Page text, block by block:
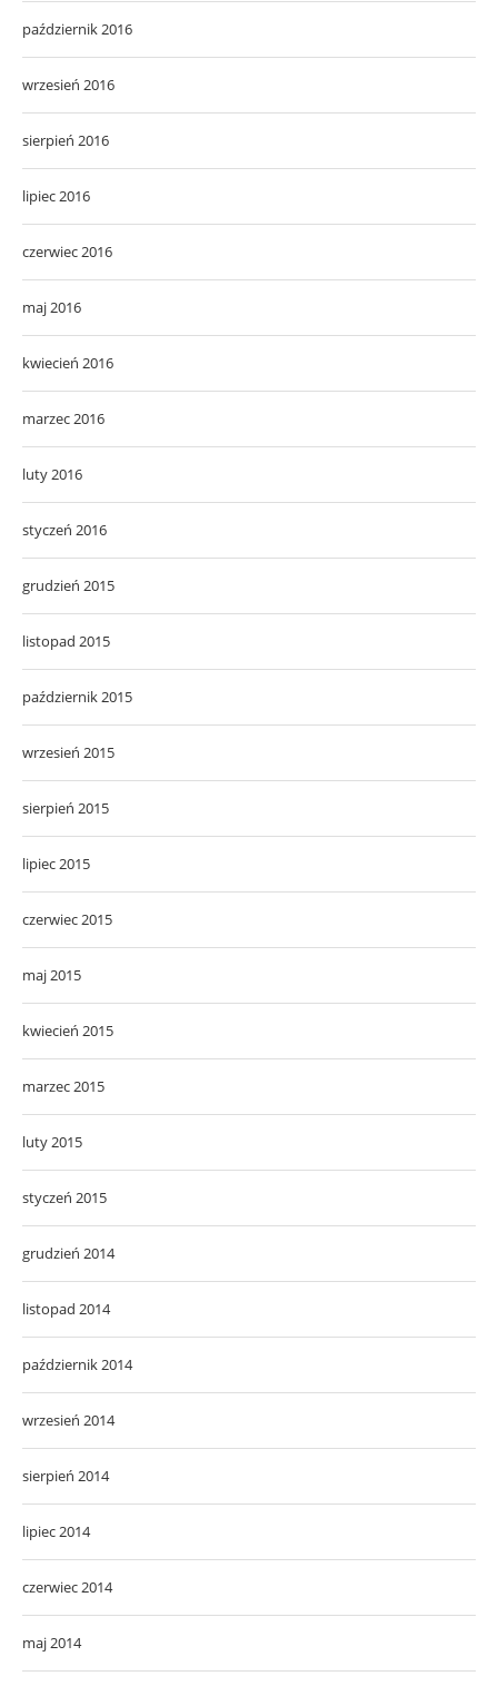
październik 2016
wrzesień 2016
sierpień 2016
lipiec 2016
czerwiec 2016
maj 2016
kwiecień 2016
marzec 2016
luty 2016
styczeń 2016
grudzień 2015
listopad 2015
październik 2015
wrzesień 2015
sierpień 2015
lipiec 2015
czerwiec 2015
maj 2015
kwiecień 2015
marzec 2015
luty 2015
styczeń 2015
grudzień 2014
listopad 2014
październik 2014
wrzesień 2014
sierpień 2014
lipiec 2014
czerwiec 2014
maj 2014